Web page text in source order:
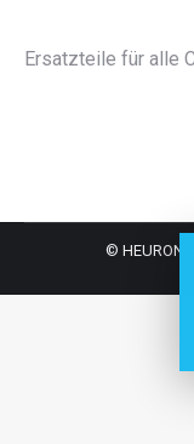
Ersatzteile für alle
© HEURON